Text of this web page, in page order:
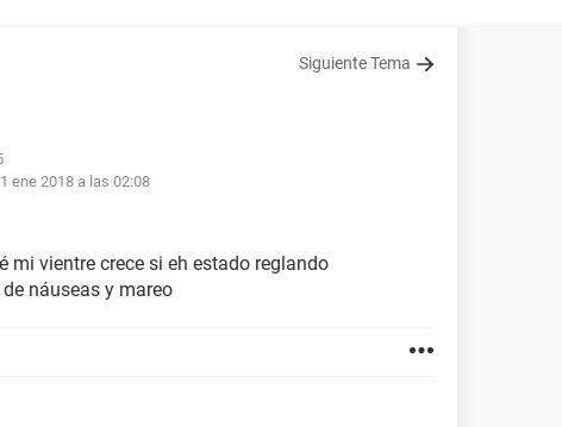
Siguiente Tema
ene 2018 a las 02:08
mi vientre crece si eh estado reglando
náuseas y mareo